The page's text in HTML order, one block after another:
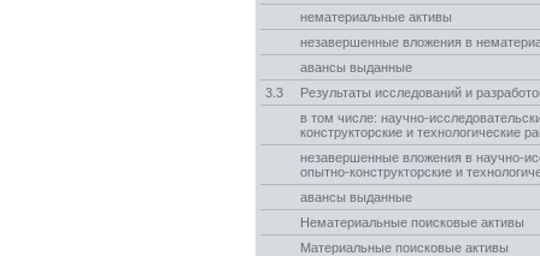
нематериальные активы
незавершенные вложения в
авансы выданные
3.3
Результаты исследований и
в том числе: научно-
конструкторские и технологические
незавершенные вложения в научно-
опытно-конструкторские и
авансы выданные
Нематериальные поисковые активы
Материальные поисковые активы